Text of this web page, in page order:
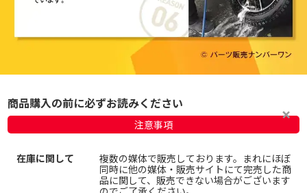
商品購入の前に必ずお読みください
注意事項
在庫に関して
複数の媒体で販売しております。まれにほぼ
同時に他の媒体・販売サイトにて完売した商
品に関して、販売できない場合がございます